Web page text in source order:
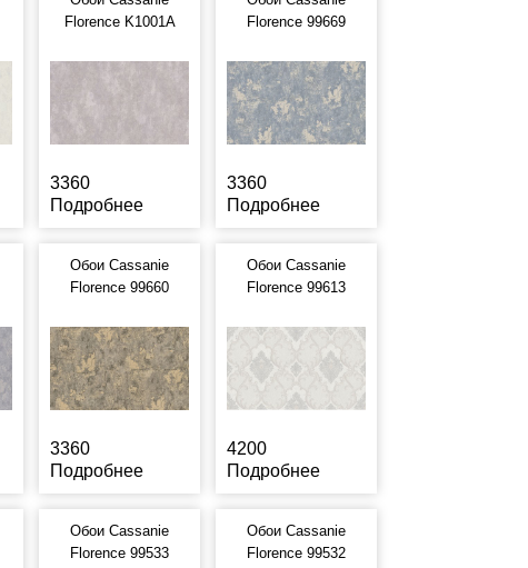
Florence K1001A
3360
Подробнее
Florence 99669
3360
Подробнее
Обои Cassanie
Florence 99660
3360
Подробнее
Обои Cassanie
Florence 99613
4200
Подробнее
Обои Cassanie
Florence 99533
Обои Cassanie
Florence 99532